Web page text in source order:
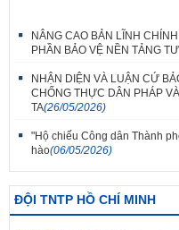
NÂNG CAO BẢN LĨNH
PHẦN BẢO VỆ NỀN TẢNG
NHẬN DIỆN VÀ LUẬN CỨ
CHỐNG THỰC DÂN PHÁP
TA(26/05/2026)
"Hộ chiếu Công dân Thành
hào(06/05/2026)
ĐỘI TNTP HỒ CHÍ MINH